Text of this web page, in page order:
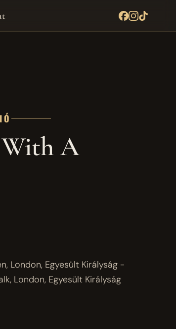
A
London, Egyesült Királyság -
London, Egyesült Királyság